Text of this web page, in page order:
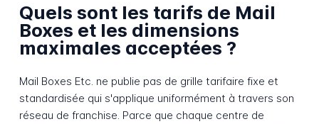
Quels sont les tarifs de Mail
Boxes et les dimensions
maximales acceptées ?
Mail Boxes Etc. ne publie pas de grille tarifaire fixe et
standardisée qui s'applique uniformément à travers son
réseau de franchise. Parce que chaque centre de